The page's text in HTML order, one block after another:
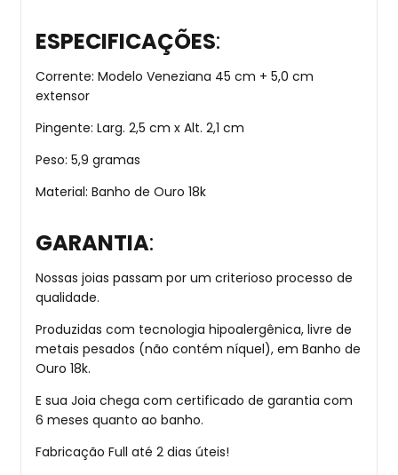
ESPECIFICAÇÕES:
Corrente: Modelo Veneziana 45 cm + 5,0 cm
extensor
Pingente: Larg. 2,5 cm x Alt. 2,1 cm
Peso: 5,9 gramas
Material: Banho de Ouro 18k
GARANTIA:
Nossas joias passam por um criterioso processo de
qualidade.
Produzidas com tecnologia hipoalergênica, livre de
metais pesados (não contém níquel), em Banho de
Ouro 18k.
E sua Joia chega com certificado de garantia com
6 meses quanto ao banho.
Fabricação Full até 2 dias úteis!